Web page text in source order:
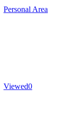
Personal Area
Viewed0